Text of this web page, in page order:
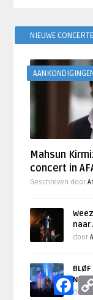
NIEUWE
Mahsun
concert in
Geschreven door
naar
door
door